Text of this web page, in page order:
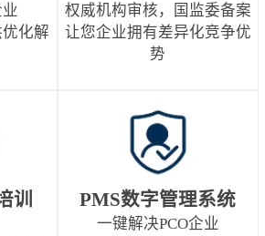
化解
权威机构审核，国监委备案
让您企业拥有差异化竞争优
势
训 PMS数字管理系统
一键解决PCO企业